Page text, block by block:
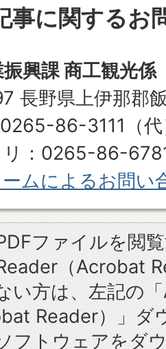
事に関するお
興課 商工観光係
長野県上伊那郡
86-3111（
リ：0265-86-
ムによるお問い
ファイルを閲
（Acrobat
い方は、左記の
Reader）」ダ
フトウェアをダ